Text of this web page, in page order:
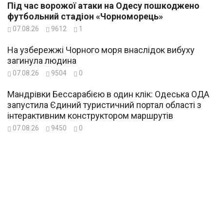
Під час ворожої атаки на Одесу пошкоджено
футбольний стадіон «Чорноморець»
07.08.26 9612 1
На узбережжі Чорного моря внаслідок вибуху
загинула людина
07.08.26 9504 0
Мандрівки Бессарабією в один клік: Одеська ОДА
запустила Єдиний туристичний портал області з
інтерактивним конструктором маршрутів
07.08.26 9450 0